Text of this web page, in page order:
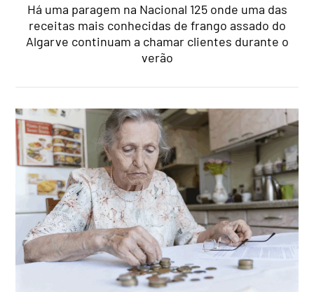
Há uma paragem na Nacional 125 onde uma das
receitas mais conhecidas de frango assado do
Algarve continuam a chamar clientes durante o
verão